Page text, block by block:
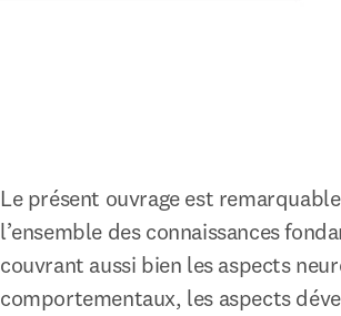
Le présent ouvrage est
l’ensemble des connaissances
couvrant aussi bien les aspects
comportementaux, les aspects